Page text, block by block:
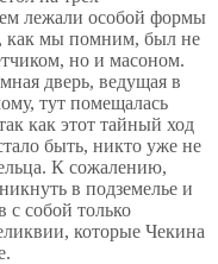
лежали особой формы
как мы помним, был не
но и масоном.
дверь, ведущая в
тут помещалась
как этот тайный ход
быть, никто уже не
К сожалению,
в подземелье и
с собой только
которые Чекина